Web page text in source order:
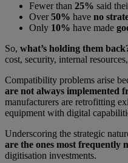
Fewer than 25% said
Over50% have no
Only 10% have made
So, what’s holding them
cost, security, internal
Compatibility problems arise
are not always implemented
manufacturers are retrofitting
equipment with digital
Underscoring the strategic
are the ones most frequently
digitisation investments.